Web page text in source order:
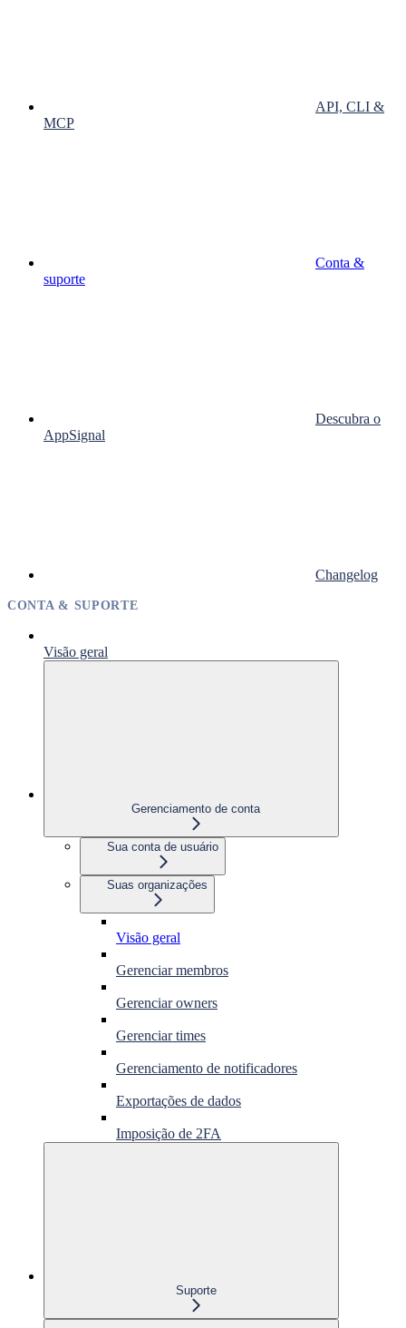
API, CLI &
MCP
Conta &
suporte
Descubra o
AppSignal
Changelog
CONTA & SUPORTE
Visão geral
Gerenciamento de conta
Sua conta de usuário
Suas organizações
Visão geral
Gerenciar membros
Gerenciar owners
Gerenciar times
Gerenciamento de notificadores
Exportações de dados
Imposição de 2FA
Suporte